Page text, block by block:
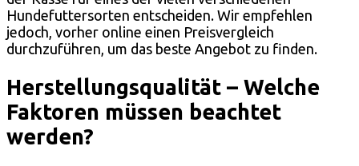
Hundefuttersorten entscheiden. Wir empfehlen
jedoch, vorher online einen Preisvergleich
durchzuführen, um das beste Angebot zu finden.
Herstellungsqualität – Welche
Faktoren müssen beachtet
werden?